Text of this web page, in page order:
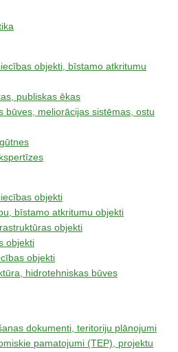
▼
objekti, bīstamo atkritumu
publiskas ēkas
būves, meliorācijas sistēmas, ostu
objekti
bīstamo atkritumu objekti
objekti
objekti
objekti
hidrotehniskas būves
dokumenti, teritoriju plānojumi
pamatojumi (TEP), projektu